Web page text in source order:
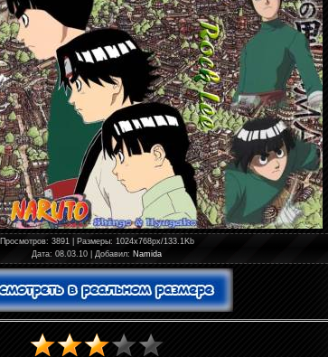
Просмотров: 3891 | Размеры: 1024x768px/133.1Kb
Дата: 08.03.10 | Добавил: Namida